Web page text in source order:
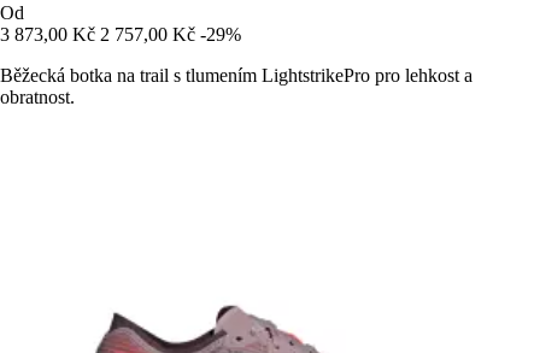
Od
3 873,00 Kč 2 757,00 Kč -29%
Běžecká botka na trail s tlumením LightstrikePro pro lehkost a
obratnost.